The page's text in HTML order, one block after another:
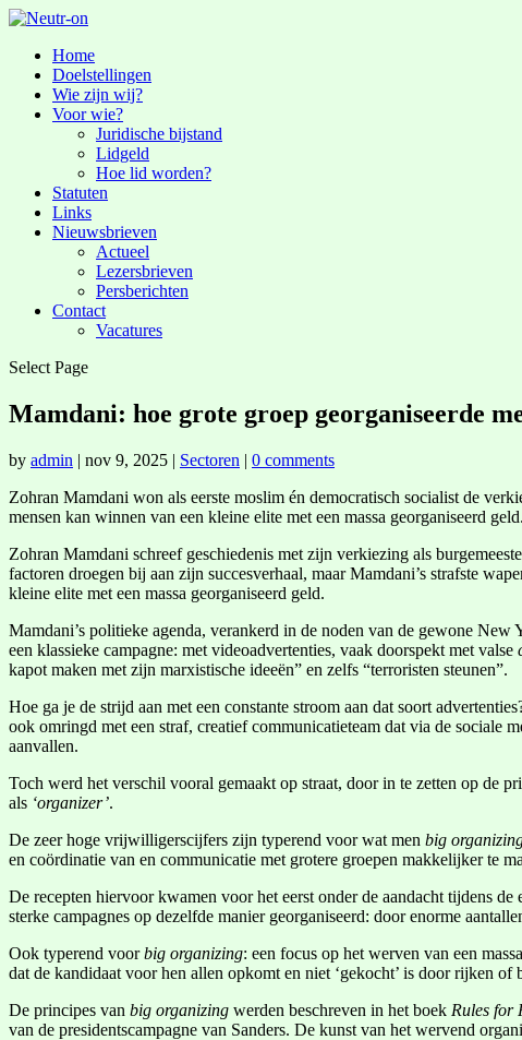
Home
Doelstellingen
Wie zijn wij?
Voor wie?
Juridische bijstand
Lidgeld
Hoe lid worden?
Statuten
Links
Nieuwsbrieven
Actueel
Lezersbrieven
Persberichten
Contact
Vacatures
Select Page
Mamdani: hoe grote groep georganiseerde
by admin | nov 9, 2025 | Sectoren | 0 comments
Zohran Mamdani won als eerste moslim én democratisch socialist de
mensen kan winnen van een kleine elite met een massa georganiseerd geld.
Zohran Mamdani schreef geschiedenis met zijn verkiezing als
factoren droegen bij aan zijn succesverhaal, maar Mamdani’s strafste
kleine elite met een massa georganiseerd geld.
Mamdani’s politieke agenda, verankerd in de noden van de gewone New
een klassieke campagne: met videoadvertenties, vaak doorspekt met valse
kapot maken met zijn marxistische ideeën” en zelfs “terroristen steunen”.
Hoe ga je de strijd aan met een constante stroom aan dat soort
ook omringd met een straf, creatief communicatieteam dat via de sociale
aanvallen.
Toch werd het verschil vooral gemaakt op straat, door in te zetten op de
als ‘organizer’.
De zeer hoge vrijwilligerscijfers zijn typerend voor wat men big
en coördinatie van en communicatie met grotere groepen makkelijker te
De recepten hiervoor kwamen voor het eerst onder de aandacht tijdens
sterke campagnes op dezelfde manier georganiseerd: door enorme
Ook typerend voorbig organizing: een focus op het werven van een
dat de kandidaat voor hen allen opkomt en niet ‘gekocht’ is door rijken
De principes van big organizing werden beschreven in het boek Rules for
van de presidentscampagne van Sanders. De kunst van het wervend